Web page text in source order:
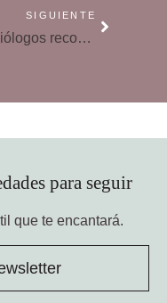
SIGUIENTE
Cardiólogos recomiendan la risa para mejorar la salud del corazón
para seguir
que te encantará.